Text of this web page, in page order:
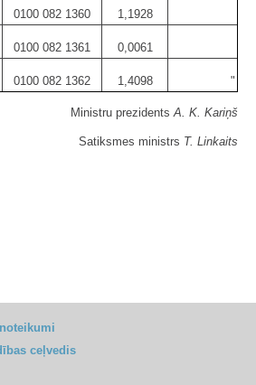
0100 082 1360 1,1928
0100 082 1361 0,0061
0100 082 1362 1,4098 "
Ministru prezidentsA. K. Kariņš
Satiksmes ministrs T. Linkaits
ceļvedis